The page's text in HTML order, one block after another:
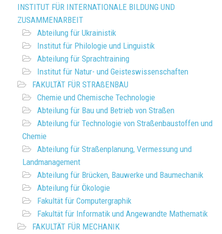
INSTITUT FÜR INTERNATIONALE BILDUNG UND
ZUSAMMENARBEIT
Abteilung für Ukrainistik
Institut für Philologie und Linguistik
Abteilung für Sprachtraining
Institut für Natur- und Geisteswissenschaften
FAKULTÄT FÜR STRAßENBAU
Chemie und Chemische Technologie
Abteilung für Bau und Betrieb von Straßen
Abteilung für Technologie von Straßenbaustoffen und
Chemie
Abteilung für Straßenplanung, Vermessung und
Landmanagement
Abteilung für Brücken, Bauwerke und Baumechanik
Abteilung für Ökologie
Fakultät für Computergraphik
Fakultät für Informatik und Angewandte Mathematik
FAKULTÄT FÜR MECHANIK